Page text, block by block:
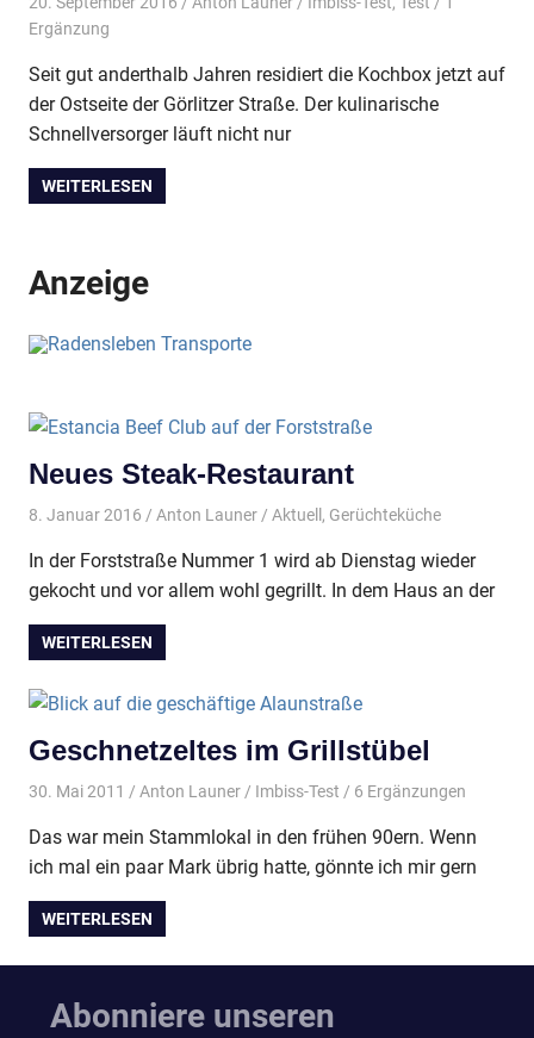
Ergänzung
Seit gut anderthalb Jahren residiert die Kochbox jetzt auf
der Ostseite der Görlitzer Straße. Der kulinarische
Schnellversorger läuft nicht nur
WEITERLESEN
Anzeige
Neues Steak-Restaurant
8. Januar 2016 Anton Launer Aktuell , Gerüchteküche
In der Forststraße Nummer 1 wird ab Dienstag wieder
gekocht und vor allem wohl gegrillt. In dem Haus an der
WEITERLESEN
Geschnetzeltes im Grillstübel
30. Mai 2011 Anton Launer Imbiss-Test / 6 Ergänzungen
Das war mein Stammlokal in den frühen 90ern. Wenn
ich mal ein paar Mark übrig hatte, gönnte ich mir gern
WEITERLESEN
Abonniere unseren